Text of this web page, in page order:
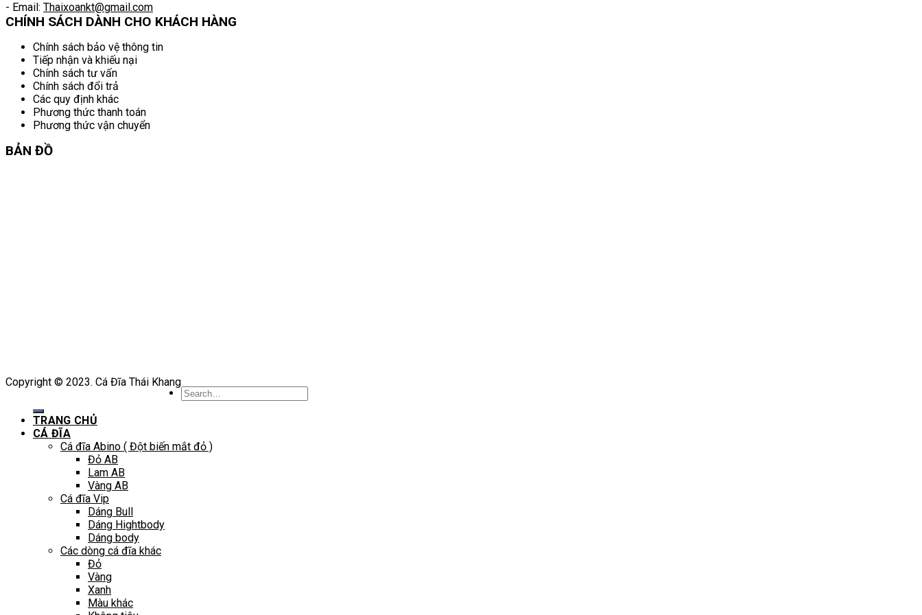
- Email: Thaixoankt@gmail.com
CHÍNH SÁCH DÀNH CHO KHÁCH HÀNG
Chính sách bảo vệ thông tin
Tiếp nhận và khiếu nại
Chính sách tư vấn
Chính sách đổi trả
Các quy định khác
Phương thức thanh toán
Phương thức vận chuyển
BẢN ĐỒ
Copyright © 2023. Cá Đĩa Thái Khang
Search
TRANG CHỦ
CÁ ĐĨA
Cá đĩa Abino ( Đột biến mắt đỏ )
Đỏ AB
Lam AB
Vàng AB
Cá đĩa Vip
Dáng Bull
Dáng Hightbody
Dáng body
Các dòng cá đĩa khác
Đỏ
Vàng
Xanh
Màu khác